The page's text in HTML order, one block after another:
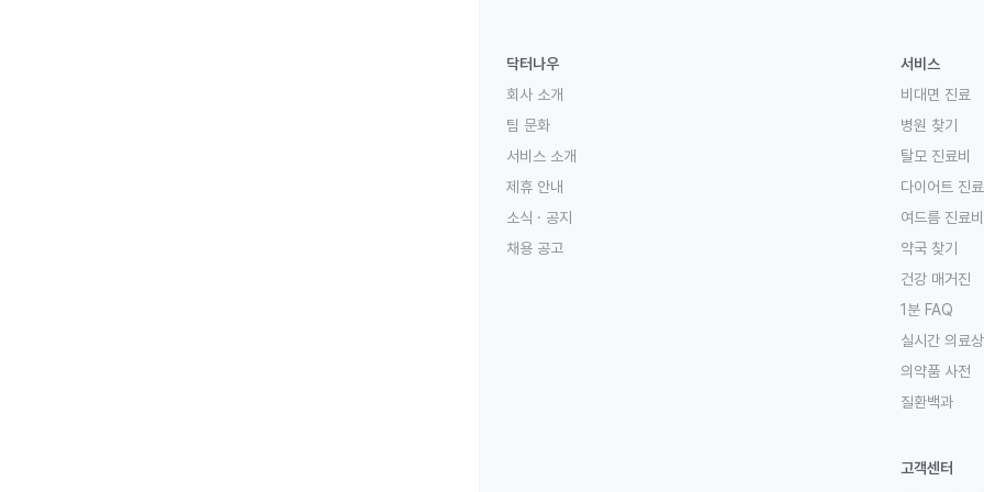
닥터나우
회사 소개
팀 문화
서비스 소개
제휴 안내
소식 · 공지
채용 공고
서비스
비대면 진료
병원 찾기
탈모 진료비
다이어트 진료
여드름 진료비
약국 찾기
건강 매거진
1분 FAQ
실시간 의료
의약품 사전
질환백과
고객센터